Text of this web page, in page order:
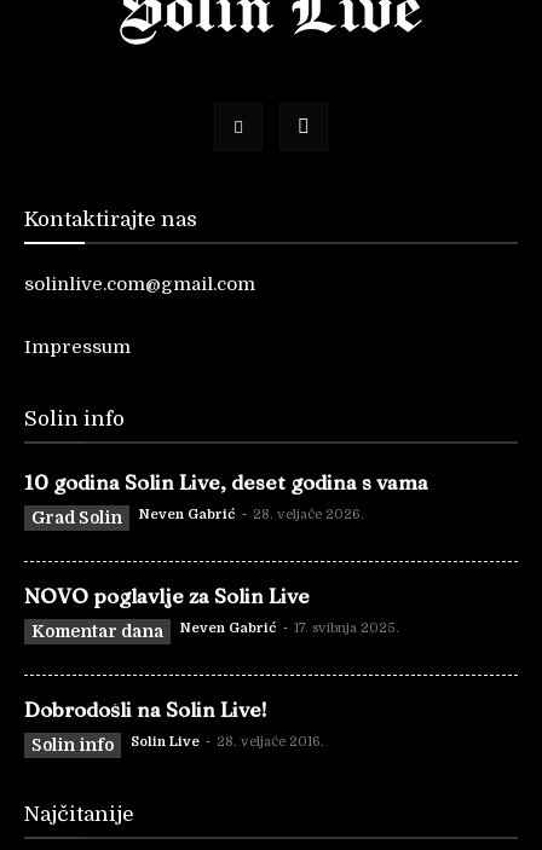
Kontaktirajte nas
solinlive.com@gmail.com
Impressum
Solin info
10 godina Solin Live, deset godina s vama
Grad Solin Neven Gabrić - 28. veljače 2026.
NOVO poglavlje za Solin Live
Komentar dana Neven Gabrić - 17. svibnja 2025.
Dobrodošli na Solin Live!
Solin info Solin Live - 28. veljače 2016.
Najčitanije